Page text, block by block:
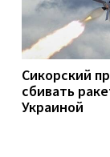
Сикорский
сбивать
Украиной